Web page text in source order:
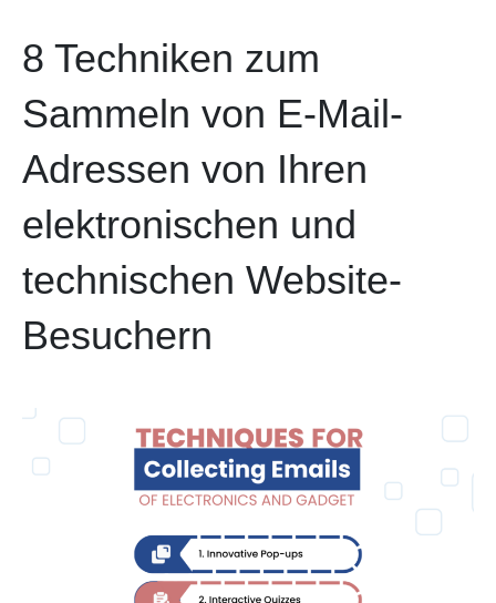
8 Techniken zum
Sammeln von E-Mail-
Adressen von Ihren
elektronischen und
technischen Website-
Besuchern